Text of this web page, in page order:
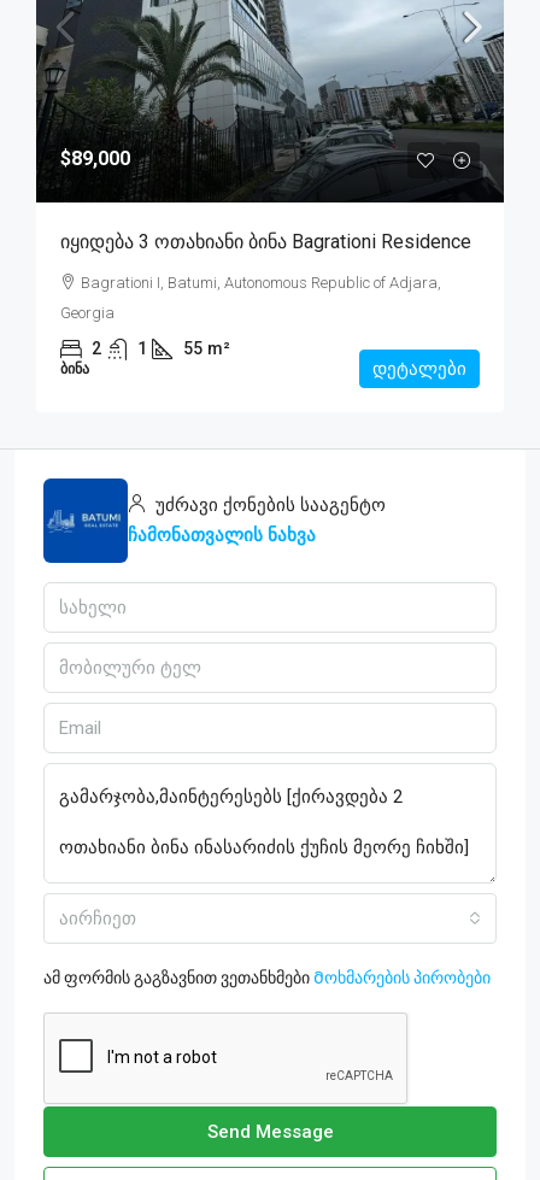
$89,000
Იყიდება 3 Ოთახიანი Ბინა Bagrationi Residence
Bagrationi I, Batumi, Autonomous Republic of Adjara,
Georgia
2 1 55 m²
ᲑᲘᲜᲐ დეტალები
უძრავი ქონების სააგენტო
ჩამონათვალის ნახვა
აირჩიეთ
ამ ფორმის გაგზავნით ვეთანხმები Მოხმარების პირობები
Send Message